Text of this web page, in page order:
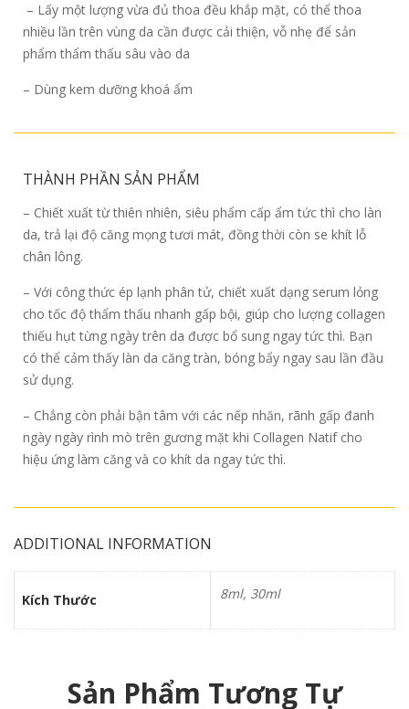
– Lấy một lượng vừa đủ thoa đều khắp mặt, có thể thoa
nhiều lần trên vùng da cần được cải thiện, vỗ nhẹ để sản
phẩm thẩm thấu sâu vào da
– Dùng kem dưỡng khoá ẩm
THÀNH PHẦN SẢN PHẨM
– Chiết xuất từ thiên nhiên, siêu phẩm cấp ẩm tức thì cho làn
da, trả lại độ căng mọng tươi mát, đồng thời còn se khít lỗ
chân lông.
– Với công thức ép lạnh phân tử, chiết xuất dạng serum lỏng
cho tốc độ thẩm thấu nhanh gấp bội, giúp cho lượng collagen
thiếu hụt từng ngày trên da được bổ sung ngay tức thì. Bạn
có thể cảm thấy làn da căng tràn, bóng bẩy ngay sau lần đầu
sử dụng.
– Chẳng còn phải bận tâm với các nếp nhăn, rãnh gấp đanh
ngày ngày rình mò trên gương mặt khi Collagen Natif cho
hiệu ứng làm căng và co khít da ngay tức thì.
ADDITIONAL INFORMATION
Kích Thước 8ml, 30ml
Sản Phẩm Tương Tự